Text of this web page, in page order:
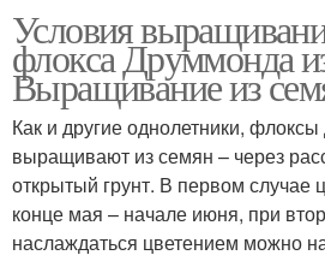
Условия
флокса Друммонда
Выращивание из
Как и другие однолетники,
выращивают из семян – через
открытый грунт. В первом случае
конце мая – начале июня, при
наслаждаться цветением можно